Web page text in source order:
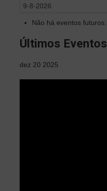
Não há eventos futuros.
Últimos Eventos
dez 20 2025